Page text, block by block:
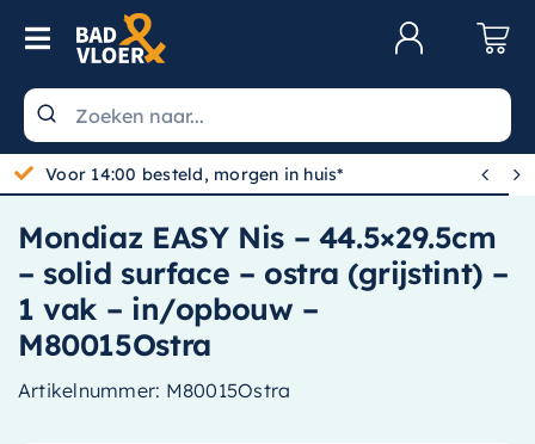
Skip to content
Toggle Navigation
Wastafels
Toiletten
Spiegels
Kranen
Douche
Badkamermeubels
Gratis bezorgd vanaf 100,-
 
Mondiaz EASY Nis – 44.5×29.5cm
– solid surface – ostra (grijstint) –
1 vak – in/opbouw –
M80015Ostra
Artikelnummer: M80015Ostra